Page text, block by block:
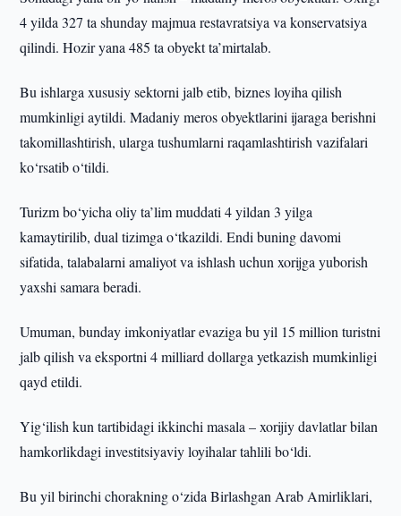
4 yilda 327 ta shunday majmua restavratsiya va konservatsiya
qilindi. Hozir yana 485 ta obyekt ta’mirtalab.
Bu ishlarga xususiy sektorni jalb etib, biznes loyiha qilish
mumkinligi aytildi. Madaniy meros obyektlarini ijaraga berishni
takomillashtirish, ularga tushumlarni raqamlashtirish vazifalari
ko‘rsatib o‘tildi.
Turizm bo‘yicha oliy ta’lim muddati 4 yildan 3 yilga
kamaytirilib, dual tizimga o‘tkazildi. Endi buning davomi
sifatida, talabalarni amaliyot va ishlash uchun xorijga yuborish
yaxshi samara beradi.
Umuman, bunday imkoniyatlar evaziga bu yil 15 million turistni
jalb qilish va eksportni 4 milliard dollarga yetkazish mumkinligi
qayd etildi.
Yig‘ilish kun tartibidagi ikkinchi masala – xorijiy davlatlar bilan
hamkorlikdagi investitsiyaviy loyihalar tahlili bo‘ldi.
Bu yil birinchi chorakning o‘zida Birlashgan Arab Amirliklari,